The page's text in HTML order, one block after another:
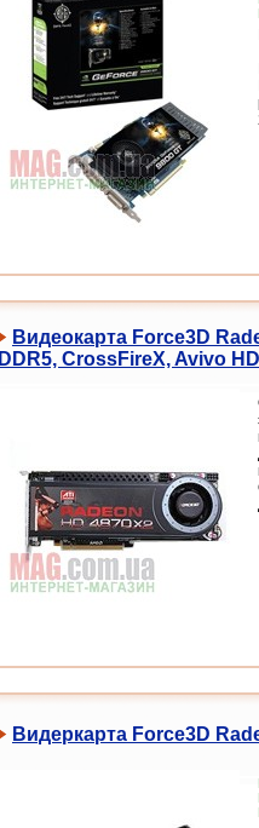
Видеокарта Force3D
DDR5, CrossFireX, Avivo HD
Видеркарта Force3D